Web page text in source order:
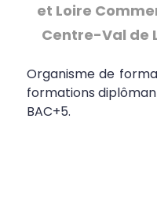
et Loire
Centre-Val de
Organisme de
formations
BAC+5.